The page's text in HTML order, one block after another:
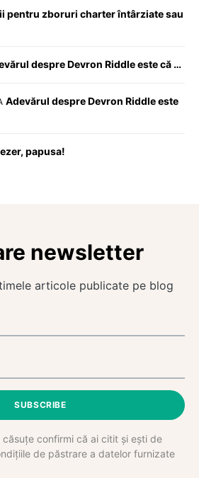
pentru zboruri charter întârziate sau
despre Devron Riddle este că …
Adevărul despre Devron Riddle este
papusa!
newsletter
articole publicate pe blog
SUBSCRIBE
confirmi că ai citit și ești de
de păstrare a datelor furnizate